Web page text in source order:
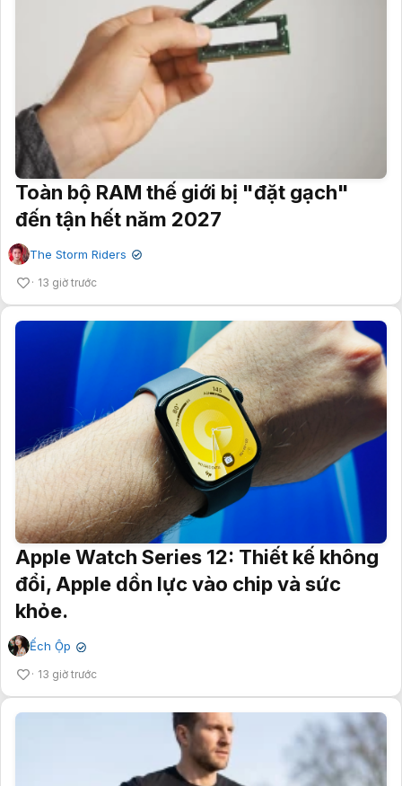
Toàn bộ RAM thế giới bị "đặt gạch"
đến tận hết năm 2027
The Storm Riders ✔
13 giờ trước
Apple Watch Series 12: Thiết kế không
đổi, Apple dồn lực vào chip và sức
khỏe.
Ếch Ộp ✔
13 giờ trước